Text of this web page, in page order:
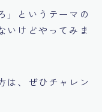
」というテーマの
いけどやってみま
は、ぜひチャレン